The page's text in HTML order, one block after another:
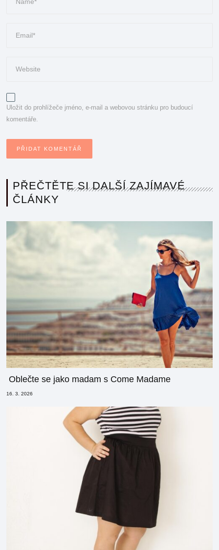
Uložit do prohlížeče jméno, e-mail a webovou stránku pro budoucí
komentáře.
PŘEČTĚTE SI DALŠÍ ZAJÍMAVÉ
ČLÁNKY
Oblečte se jako madam s Come Madame
16. 3. 2026